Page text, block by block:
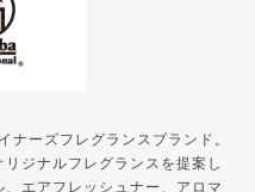
ーズフレグランスブランド。
ジナルフレグランスを提案し
エアフレッシュナー、アロマ